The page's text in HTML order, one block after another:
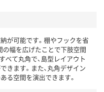
が可能です。棚やフックを省
の幅を広げたことで下肢空間
べて丸角で、島型レイアウト
きます。また、丸角デザイン
る空間を演出できます。